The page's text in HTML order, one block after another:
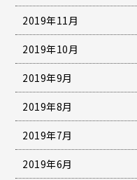
2019年11月
2019年10月
2019年9月
2019年8月
2019年7月
2019年6月